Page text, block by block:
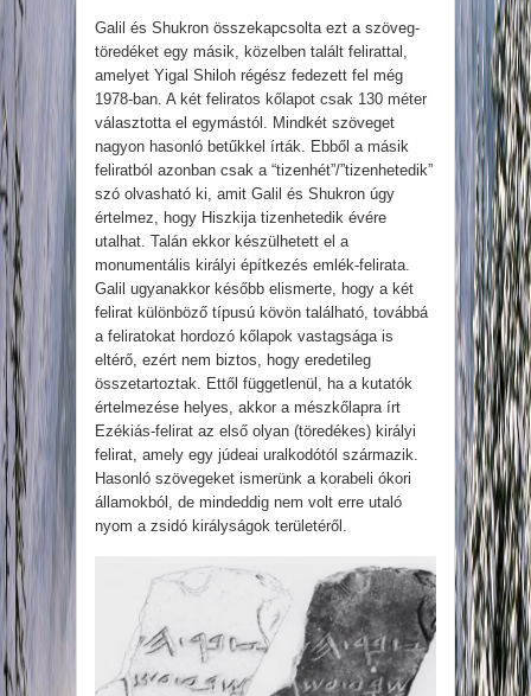
Galil és Shukron összekapcsolta ezt a szöveg-
töredéket egy másik, közelben talált felirattal,
amelyet Yigal Shiloh régész fedezett fel még
1978-ban. A két feliratos kőlapot csak 130 méter
választotta el egymástól. Mindkét szöveget
nagyon hasonló betűkkel írták. Ebből a másik
feliratból azonban csak a “tizenhét”/”tizenhetedik”
szó olvasható ki, amit Galil és Shukron úgy
értelmez, hogy Hiszkija tizenhetedik évére
utalhat. Talán ekkor készülhetett el a
monumentális királyi építkezés emlék-felirata.
Galil ugyanakkor később elismerte, hogy a két
felirat különböző típusú kövön található, továbbá
a feliratokat hordozó kőlapok vastagsága is
eltérő, ezért nem biztos, hogy eredetileg
összetartoztak. Ettől függetlenül, ha a kutatók
értelmezése helyes, akkor a mészkőlapra írt
Ezékiás-felirat az első olyan (töredékes) királyi
felirat, amely egy júdeai uralkodótól származik.
Hasonló szövegeket ismerünk a korabeli ókori
államokból, de mindeddig nem volt erre utaló
nyom a zsidó királyságok területéről.